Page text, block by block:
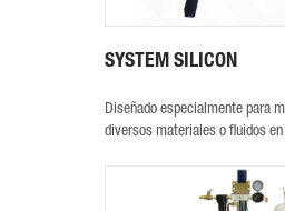
SYSTEM SILICON
Diseñado especialmente para
diversos materiales o fluidos en